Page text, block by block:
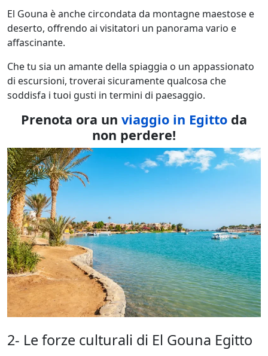
El Gouna è anche circondata da montagne maestose e
deserto, offrendo ai visitatori un panorama vario e
affascinante.
Che tu sia un amante della spiaggia o un appassionato
di escursioni, troverai sicuramente qualcosa che
soddisfa i tuoi gusti in termini di paesaggio.
Prenota ora un viaggio in Egitto da
non perdere!
2- Le forze culturali di El Gouna Egitto